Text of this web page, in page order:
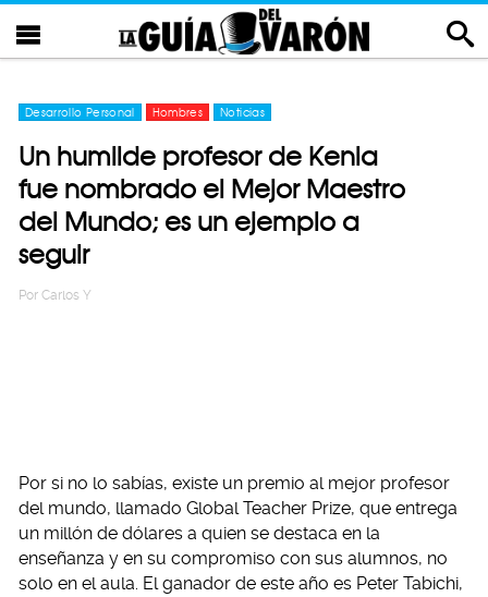
Desarrollo Personal Hombres Noticias
Un humilde profesor de Kenia
fue nombrado el Mejor Maestro
del Mundo; es un ejemplo a
seguir
Por Carlos Y
Por si no lo sabías, existe un premio al mejor profesor
del mundo, llamado Global Teacher Prize, que entrega
un millón de dólares a quien se destaca en la
enseñanza y en su compromiso con sus alumnos, no
solo en el aula. El ganador de este año es Peter Tabichi,